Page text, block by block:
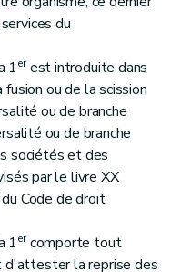
du
1erest introduite dans
ou de la scission
ou de branche
ou de branche
sociétés et des
par le livre XX
Code de droit
1ercomporte tout
la reprise des